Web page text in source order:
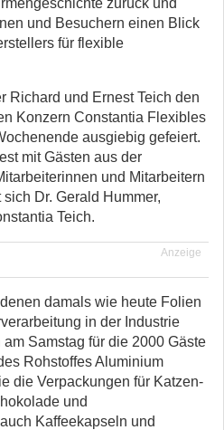
zurück und
und Besuchern einen Blick
für flexible
Richard und Ernest Teich den
Konzern Constantia Flexibles
ausgiebig gefeiert.
mit Gästen aus der
und Mitarbeitern
Dr. Gerald Hummer,
Teich.
Anzeige
damals wie heute Folien
in der Industrie
Samstag für die 2000 Gäste
Rohstoffes Aluminium
die Verpackungen für Katzen-
und
Kaffeekapseln und